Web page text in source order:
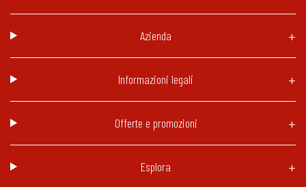
Azienda
Informazioni legali
Offerte e promozioni
Esplora